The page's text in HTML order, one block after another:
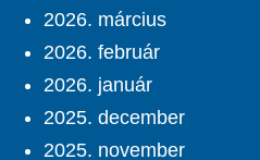
2026. március
2026. február
2026. január
2025. december
2025. november